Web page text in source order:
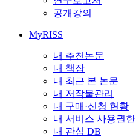
공개강의
MyRISS
내 추천논문
내 책장
내 최근 본 논문
내 저작물관리
내 구매·신청 현황
내 서비스 사용권한
내 관심 DB